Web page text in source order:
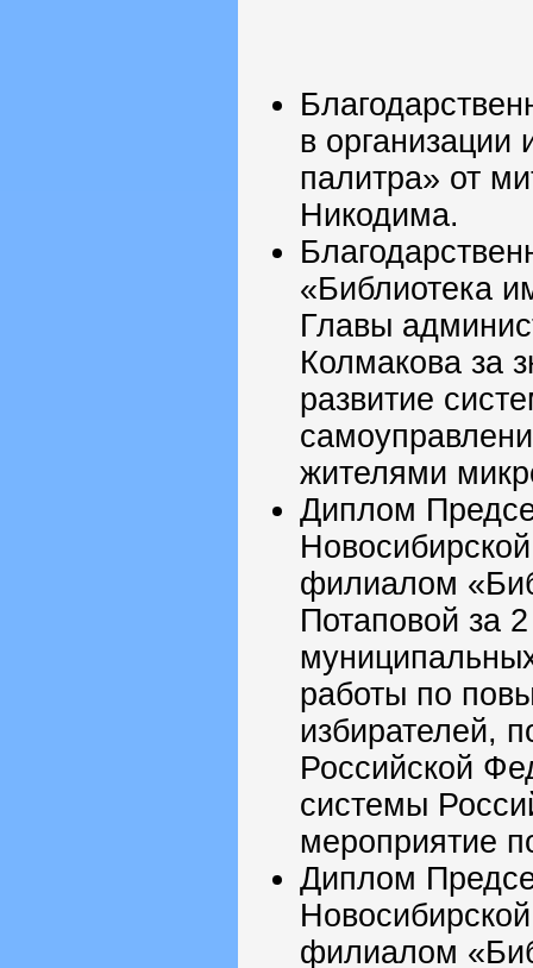
в
палитра» от
Никодима.
«Библиотека
Главы
Колмакова за
развитие
жителями
Диплом
филиалом
Потаповой за
работы по
избирателей,
Российской
системы
мероприятие
Диплом
филиалом